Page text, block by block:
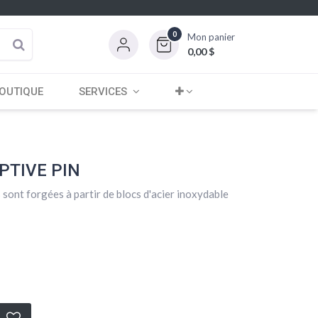
0 Mon panier
0,00$
SERVICES
PIN
sont forgées à partir de blocs d'acier inoxydable